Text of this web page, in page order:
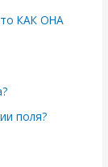
то КАК ОНА
поля?